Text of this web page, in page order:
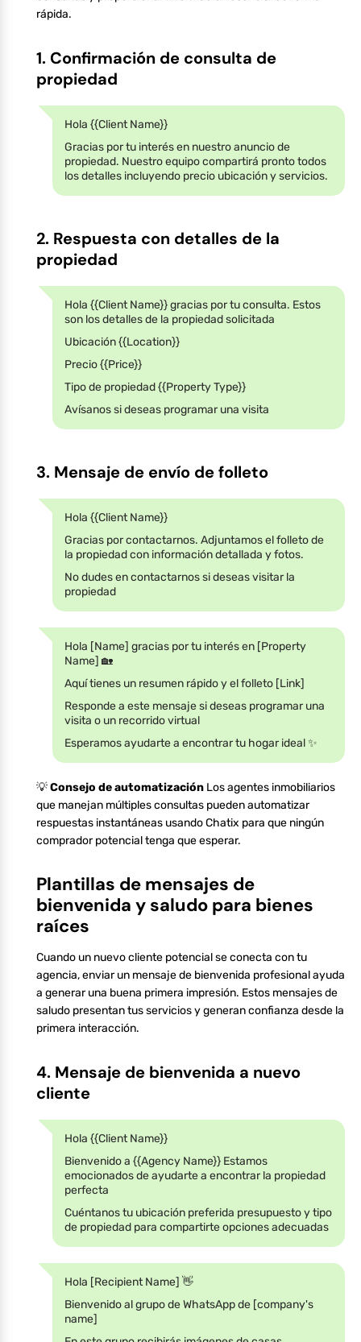
rápida.
1. Confirmación de consulta de
propiedad
Hola {{Client Name}}
Gracias por tu interés en nuestro anuncio de
propiedad. Nuestro equipo compartirá pronto todos
los detalles incluyendo precio ubicación y servicios.
2. Respuesta con detalles de la
propiedad
Hola {{Client Name}} gracias por tu consulta. Estos
son los detalles de la propiedad solicitada
Ubicación {{Location}}
Precio {{Price}}
Tipo de propiedad {{Property Type}}
Avísanos si deseas programar una visita
3. Mensaje de envío de folleto
Hola {{Client Name}}
Gracias por contactarnos. Adjuntamos el folleto de
la propiedad con información detallada y fotos.
No dudes en contactarnos si deseas visitar la
propiedad
Hola [Name] gracias por tu interés en [Property
Name] 🏡
Aquí tienes un resumen rápido y el folleto [Link]
Responde a este mensaje si deseas programar una
visita o un recorrido virtual
Esperamos ayudarte a encontrar tu hogar ideal ✨
💡Consejo de automatización Los agentes inmobiliarios
que manejan múltiples consultas pueden automatizar
respuestas instantáneas usando Chatix para que ningún
comprador potencial tenga que esperar.
Plantillas de mensajes de
bienvenida y saludo para bienes
raíces
Cuando un nuevo cliente potencial se conecta con tu
agencia, enviar un mensaje de bienvenida profesional ayuda
a generar una buena primera impresión. Estos mensajes de
saludo presentan tus servicios y generan confianza desde la
primera interacción.
4. Mensaje de bienvenida a nuevo
cliente
Hola {{Client Name}}
Bienvenido a {{Agency Name}} Estamos
emocionados de ayudarte a encontrar la propiedad
perfecta
Cuéntanos tu ubicación preferida presupuesto y tipo
de propiedad para compartirte opciones adecuadas
Hola [Recipient Name] 👋
Bienvenido al grupo de WhatsApp de [company's
name]